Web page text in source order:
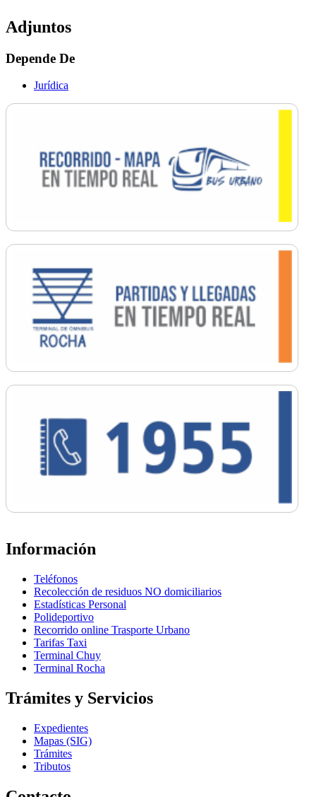
Adjuntos
Depende De
Jurídica
Información
Teléfonos
Recolección de residuos NO domiciliarios
Estadísticas Personal
Polideportivo
Recorrido online Trasporte Urbano
Tarifas Taxi
Terminal Chuy
Terminal Rocha
Trámites y Servicios
Expedientes
Mapas (SIG)
Trámites
Tributos